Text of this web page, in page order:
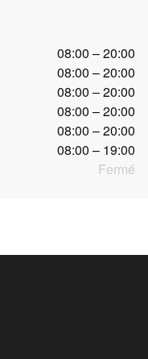
08:00 – 20:00
08:00 – 20:00
08:00 – 20:00
08:00 – 20:00
08:00 – 20:00
08:00 – 19:00
Fermé